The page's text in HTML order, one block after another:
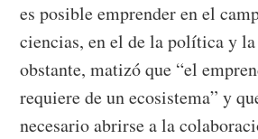
es posible emprender en el
ciencias, en el de la política y
obstante, matizó que “el
requiere de un ecosistema” y
necesario abrirse a la